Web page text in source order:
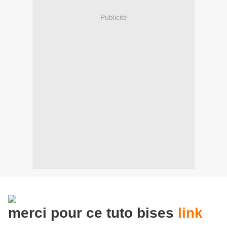
Publicité
merci pour ce tuto bises link